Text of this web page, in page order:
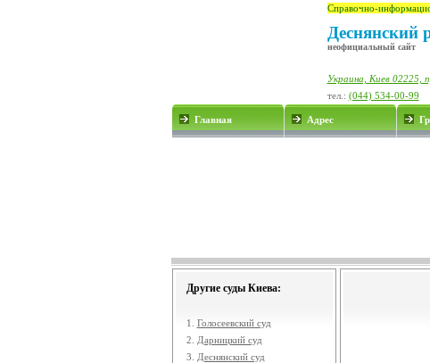
Справочно-
Деснянский
неофициальный сайт
Украина, Киев 02225,
тел.: (044) 534-00-99
Главная Адрес
Другие суды Киева:
1. Голосеевский суд
2.
Дарницкий суд
3.
Деснянский суд